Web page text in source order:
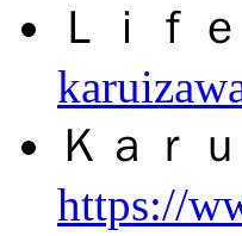
Ｌｉｆ
Ｋａｒ
https://